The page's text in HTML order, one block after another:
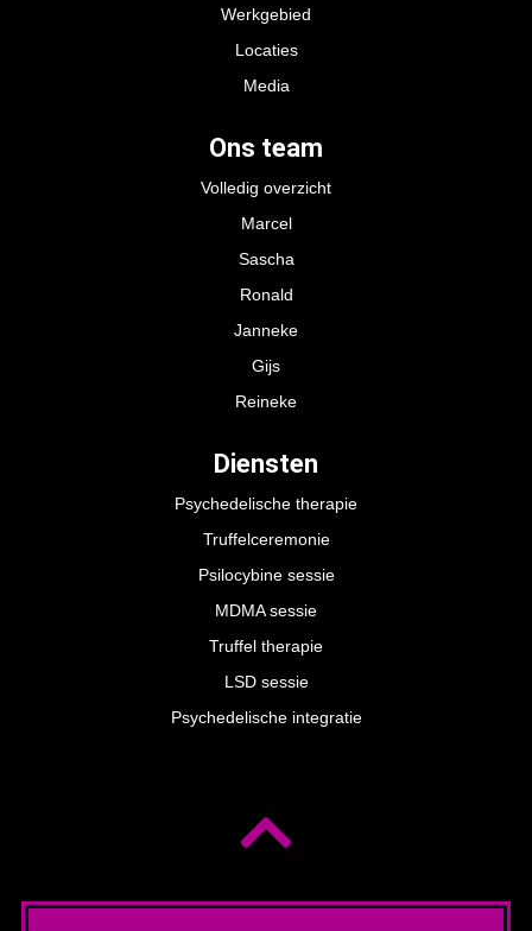
Werkgebied
Locaties
Media
Ons team
Volledig overzicht
Marcel
Sascha
Ronald
Janneke
Gijs
Reineke
Diensten
Psychedelische therapie
Truffelceremonie
Psilocybine sessie
MDMA sessie
Truffel therapie
LSD sessie
Psychedelische integratie